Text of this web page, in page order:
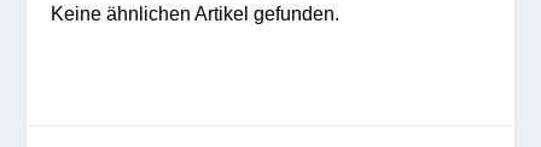
Keine ähnlichen Artikel gefunden.